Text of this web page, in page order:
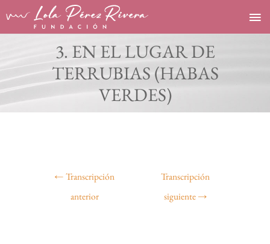
contenido
3. EN EL LUGAR DE
TERRUBIAS (HABAS
VERDES)
Navegación
←Transcripción
anterior
Transcripción
siguiente→